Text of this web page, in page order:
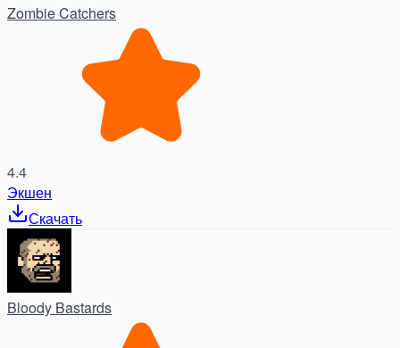
Zombie Catchers
4.4
Экшен
Скачать
Bloody Bastards